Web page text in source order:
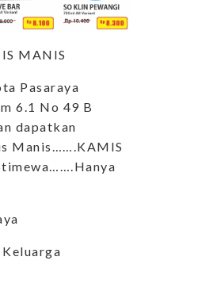
MANIS
Pasaraya
6.1 No 49 B
dapatkan
Manis…….KAMIS